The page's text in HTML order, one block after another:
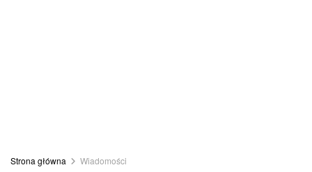
Strona główna Wiadomości